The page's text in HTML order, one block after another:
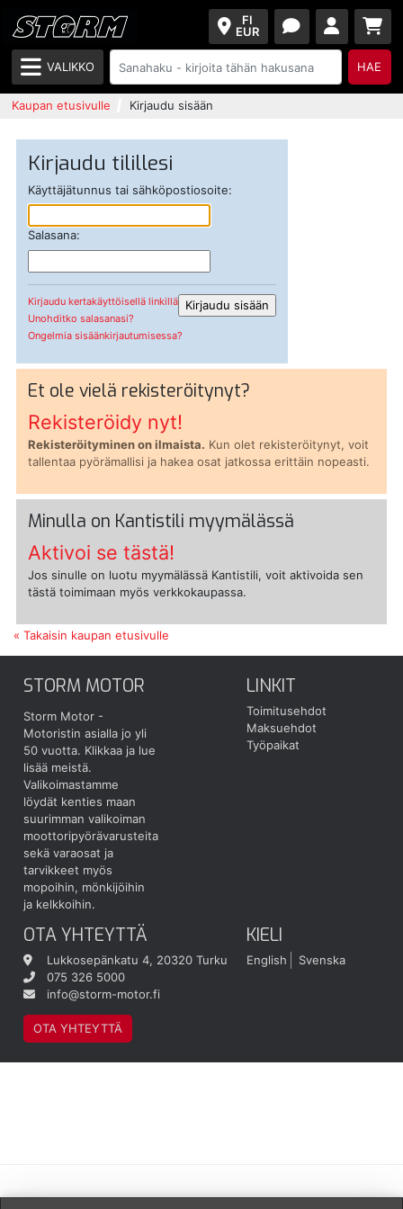
FI
EUR
VALIKKO HAE
Kaupan etusivulle Kirjaudu sisään
Kirjaudu tilillesi
Käyttäjätunnus tai sähköpostiosoite:
Salasana:
Kirjaudu kertakäyttöisellä linkillä
Unohditko salasanasi?
Ongelmia sisäänkirjautumisessa?
Et ole vielä rekisteröitynyt?
Rekisteröidy nyt!
Rekisteröityminen on ilmaista. Kun olet rekisteröitynyt, voit
tallentaa pyörämallisi ja hakea osat jatkossa erittäin nopeasti.
Minulla on Kantistili myymälässä
Aktivoi se tästä!
Jos sinulle on luotu myymälässä Kantistili, voit aktivoida sen
tästä toimimaan myös verkkokaupassa.
« Takaisin kaupan etusivulle
STORM MOTOR
Storm Motor -
Motoristin asialla jo yli
50 vuotta. Klikkaa ja lue
lisää meistä.
Valikoimastamme
löydät kenties maan
suurimman valikoiman
moottoripyörävarusteita
sekä varaosat ja
tarvikkeet myös
mopoihin, mönkijöihin
ja kelkkoihin.
LINKIT
Toimitusehdot
Maksuehdot
Työpaikat
OTA YHTEYTTÄ
Lukkosepänkatu 4, 20320 Turku
075 326 5000
info@storm-motor.fi
OTA YHTEYTTÄ
KIELI
English Svenska